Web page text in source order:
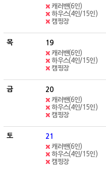
캐러밴(6인)
하우스(4인/15인)
캠핑장
19
캐러밴(6인)
하우스(4인/15인)
캠핑장
20
캐러밴(6인)
하우스(4인/15인)
캠핑장
21
캐러밴(6인)
하우스(4인/15인)
캠핑장